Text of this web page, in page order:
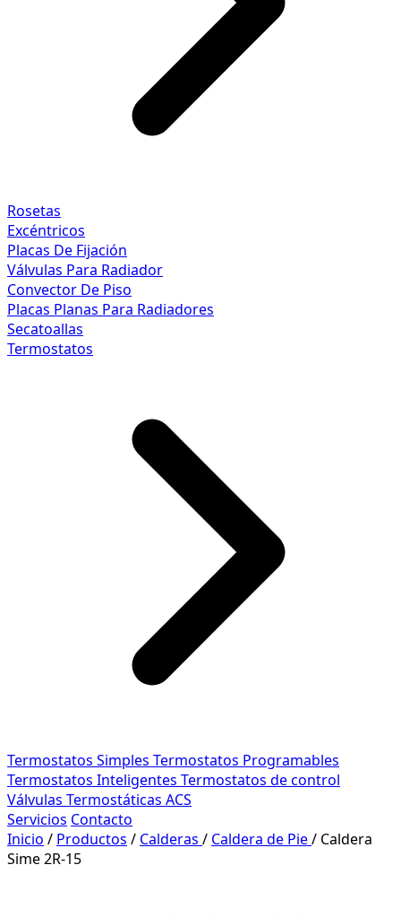
Rosetas
Excéntricos
Placas De Fijación
Válvulas Para Radiador
Convector De Piso
Placas Planas Para Radiadores
Secatoallas
Termostatos
Termostatos Simples Termostatos Programables
Termostatos Inteligentes Termostatos de control
Válvulas Termostáticas ACS
Servicios Contacto
Inicio / Productos / Calderas / Caldera de Pie/ Caldera
Sime 2R-15